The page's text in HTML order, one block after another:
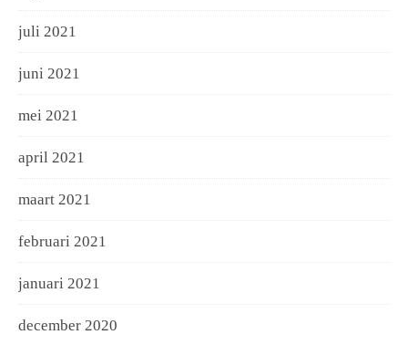
juli 2021
juni 2021
mei 2021
april 2021
maart 2021
februari 2021
januari 2021
december 2020